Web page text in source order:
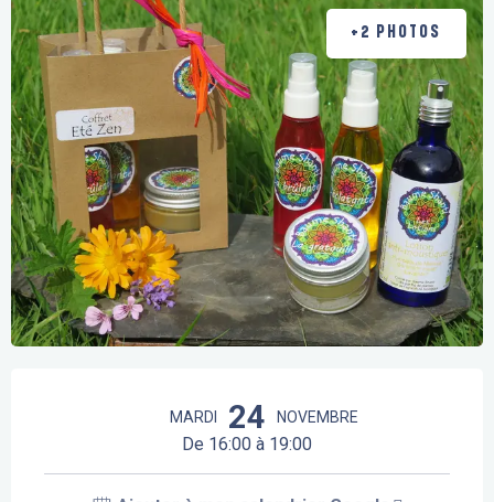
+2 PHOTOS
MARDI 24 NOVEMBRE
De 16:00 à 19:00